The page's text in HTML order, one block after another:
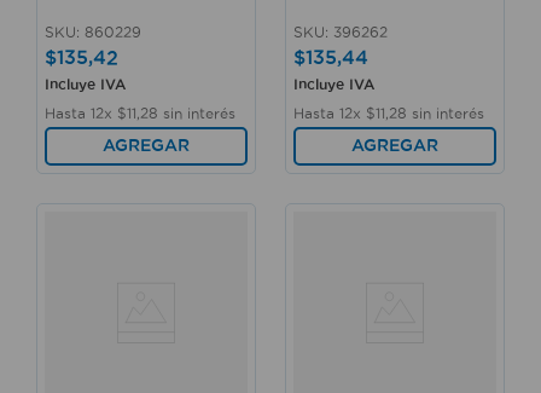
SKU: 860229
$135,42
Incluye IVA
Hasta 12x $11 28 sin interés
AGREGAR
SKU: 396262
$135,44
Incluye IVA
Hasta 12x $11 28 sin interés
AGREGAR